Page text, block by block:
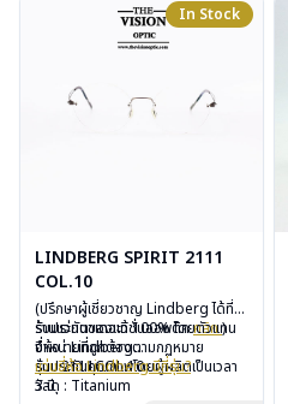
การรับประกัน : 3 ปี
In Stock
LINDBERG SPIRIT 2111
COL.10
(ปรึกษาผู้เชี่ยวชาญ Lindberg ได้ที่
ร้านแว่นตาเดอะวิชั่นออพติคคลิก)
รับประกันของแท้ 100% โดยตัวแทน
จำหน่ายที่ถูกต้องตามกฏหมาย
รับประกันคุณภาพโดยผู้ผลิตเป็นเวลา
3 ปี
ยี่ห้อ : Lindberg
รุ่น : 2111COL.10
วัสดุ : Titanium
แว่นยี่ห้อ Lindberg มีกี่รุ่น?